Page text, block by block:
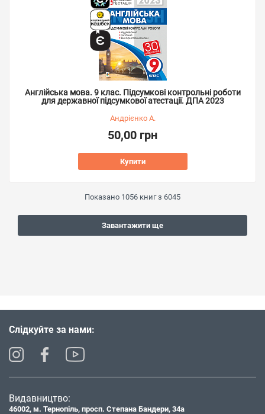
Англійська мова. 9 клас. Підсумкові контрольні роботи
для державної підсумкової атестації. ДПА 2023
Андрієнко А.
50,00 грн
Купити
Показано 1056 книг з 6045
Завантажити ще
Слідкуйте за нами:
Видавництво:
46002, м. Тернопіль, просп. Степана Бандери, 34а